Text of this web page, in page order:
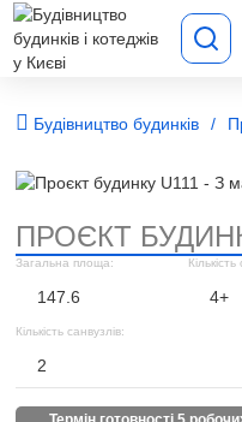
Будівництво будинків
ПРОЄКТ
Загальна площа:
147.6 4+
Кількість санвузлів:
2